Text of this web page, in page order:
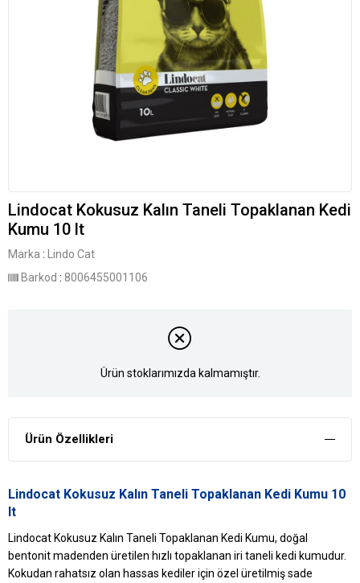
Lindocat Kokusuz Kalın Taneli Topaklanan Kedi
Kumu 10 lt
Marka :
Lindo Cat
Barkod : 8006455001106
Ürün stoklarımızda kalmamıştır.
Ürün Özellikleri
Lindocat Kokusuz Kalın Taneli Topaklanan Kedi Kumu 10
lt
Lindocat Kokusuz Kalın Taneli Topaklanan Kedi Kumu, doğal
bentonit madenden üretilen hızlı topaklanan iri taneli kedi kumudur.
Kokudan rahatsız olan hassas kediler için özel üretilmiş sade